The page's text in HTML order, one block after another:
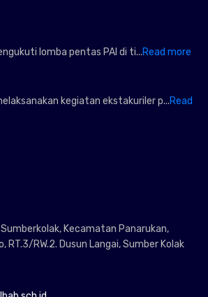
lomba pentas PAI di ti...Read more
kegiatan ekstakuriler p...Read
Sumberkolak, Kecamatan Panarukan,
RT.3/RW.2. Dusun Langai, Sumber Kolak